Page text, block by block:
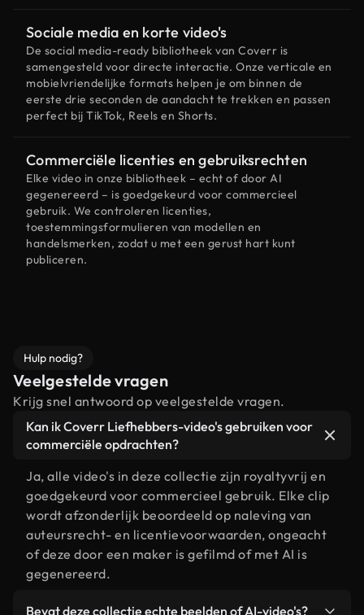
Sociale media en korte video's
De social media-ready bibliotheek van Coverr is
samengesteld voor directe interactie. Onze verticale en
mobielvriendelijke formats helpen je om binnen de
eerste drie seconden de aandacht te trekken en passen
perfect bij TikTok, Reels en Shorts.
Commerciële licenties en gebruiksrechten
Elke video in onze bibliotheek – echt of door AI
gegenereerd – is goedgekeurd voor commercieel
gebruik. We controleren licenties,
toestemmingsformulieren van modellen en
handelsmerken, zodat u met een gerust hart kunt
publiceren.
Hulp nodig?
Veelgestelde vragen
Krijg snel antwoord op veelgestelde vragen.
Kan ik Coverr Liefhebbers-video's gebruiken voor
commerciële opdrachten?
Ja, alle video's in deze collectie zijn royaltyvrij en
goedgekeurd voor commercieel gebruik. Elke clip
wordt afzonderlijk beoordeeld op naleving van
auteursrecht- en licentievoorwaarden, ongeacht
of deze door een maker is gefilmd of met AI is
gegenereerd.
Bevat deze collectie echte beelden of AI-video's?